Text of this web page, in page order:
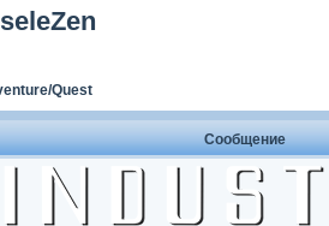
Quest
Сообщение